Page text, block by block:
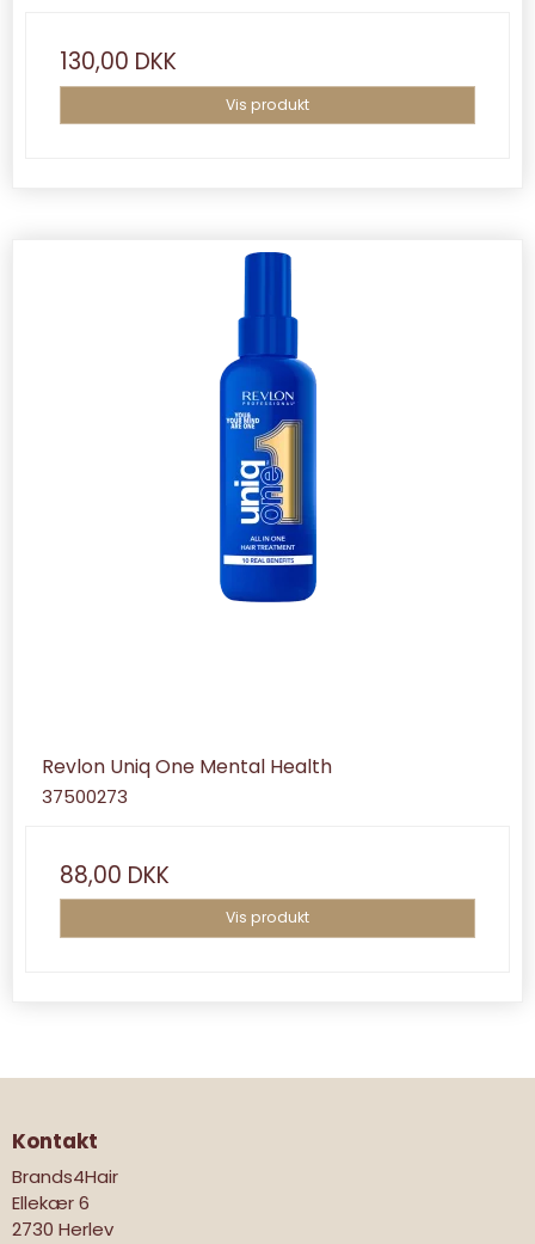
130,00 DKK
Vis produkt
Revlon Uniq One Mental Health
37500273
88,00 DKK
Vis produkt
Kontakt
Brands4Hair
Ellekær 6
2730 Herlev